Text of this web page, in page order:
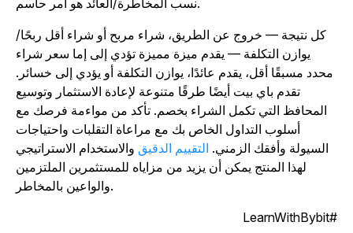
كل نتيجة — خروج عن الطريق، شراء مربح أو شراء أقل ربحًا/
يوازن التكلفة — يقدم ميزة مميزة تؤدي إلى إما سعر شراء
محدد مسبقًا أقل، يقدم عائدًا، يوازن التكلفة أو يؤدي إلى خسائر.
تقدم باي بيت أيضًا طرقًا متنوعة لإعادة الاستثمار وتوسيع
المحافظ التي تكمل الشراء بخصم. تأكد من مواءمة فرصك مع
أسلوب التداول الخاص بك مع مراعاة التقلبات واحتياجات
السيولة وأفقك الزمني.التقييم الدقيقوالاستخدام الاستراتيجي
لهذا المنتج يمكن أن يزيد من مزاياه للمستثمرين الملتزمين